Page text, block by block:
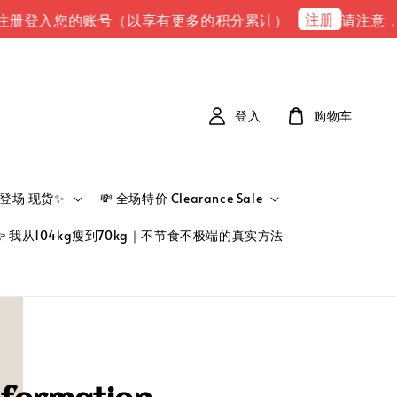
登入您的账号（以享有更多的积分累计） 注册 请注意，
场 现货✨ 💸 全场特价 Clearance Sale
我从104kg瘦到70kg｜不节食不极端的真实方法
登入 购物车